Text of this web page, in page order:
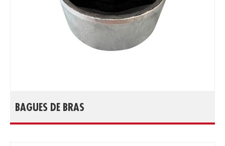
BAGUES DE BRAS